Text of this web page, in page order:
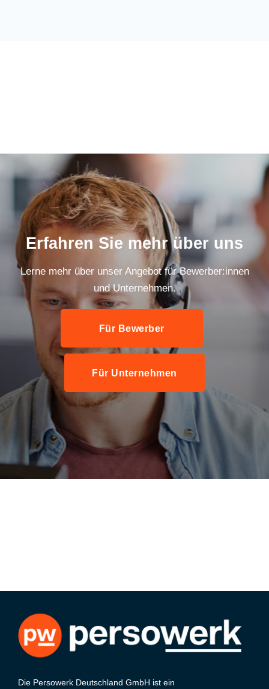
Erfahren Sie mehr über uns
Lerne mehr über unser Angebot für Bewerber:innen
und Unternehmen.
Für Bewerber
Für Unternehmen
Die Persowerk Deutschland GmbH ist ein